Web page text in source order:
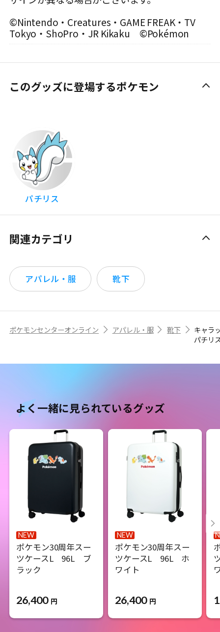
©Nintendo・Creatures・GAME FREAK・TV
Tokyo・ShoPro・JR Kikaku ©Pokémon
このグッズに登場するポケモン
パチリス
関連カテゴリ
アパレル・服 靴下
ポケモンセンターオンライン アパレル・服 靴下
キャ
パチリ
よく一緒に見られているグッズ
NEW
ポケモン30周年スー
ツケースL 96L ブ
ラック
26,400 円
NEW
ポケモン30周年スー
ツケースL 96L ホ
ワイト
26,400 円